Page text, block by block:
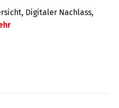
Digitaler Nach­lass,